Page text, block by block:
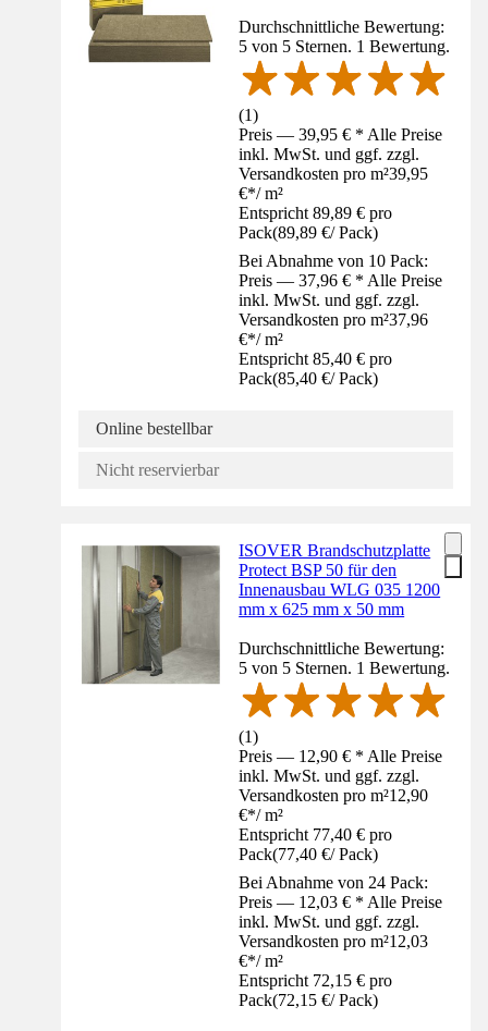
Durchschnittliche Bewertung:
5 von 5 Sternen. 1 Bewertung.
(1)
Preis — 39,95 € * Alle Preise
inkl. MwSt. und ggf. zzgl.
Versandkosten pro m²39,95
€*/ m²
Entspricht 89,89 € pro
Pack(89,89 €/ Pack)
Bei Abnahme von 10 Pack:
Preis — 37,96 € * Alle Preise
inkl. MwSt. und ggf. zzgl.
Versandkosten pro m²37,96
€*/ m²
Entspricht 85,40 € pro
Pack(85,40 €/ Pack)
Online bestellbar
Nicht reservierbar
ISOVER Brandschutzplatte
Protect BSP 50 für den
Innenausbau WLG 035 1200
mm x 625 mm x 50 mm
Durchschnittliche Bewertung:
5 von 5 Sternen. 1 Bewertung.
(1)
Preis — 12,90 € * Alle Preise
inkl. MwSt. und ggf. zzgl.
Versandkosten pro m²12,90
€*/ m²
Entspricht 77,40 € pro
Pack(77,40 €/ Pack)
Bei Abnahme von 24 Pack:
Preis — 12,03 € * Alle Preise
inkl. MwSt. und ggf. zzgl.
Versandkosten pro m²12,03
€*/ m²
Entspricht 72,15 € pro
Pack(72,15 €/ Pack)